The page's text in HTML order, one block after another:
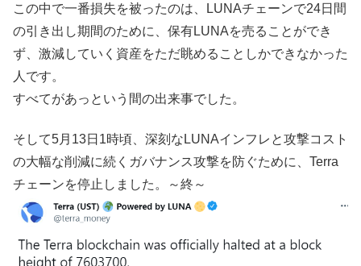
この中で一番損失を被ったのは、LUNAチェーンで24日間
の引き出し期間のために、保有LUNAを売ることができ
ず、激減していく資産をただ眺めることしかできなかった
人です。
すべてがあっという間の出来事でした。
そして5月13日1時頃、深刻なLUNAインフレと攻撃コスト
の大幅な削減に続くガバナンス攻撃を防ぐために、Terra
チェーンを停止しました。～終～